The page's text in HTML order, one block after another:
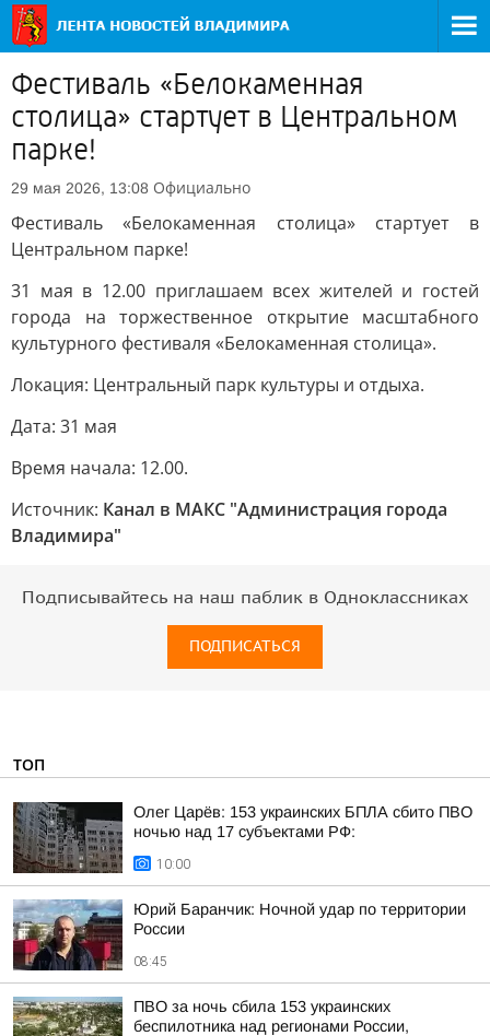
Фестиваль «Белокаменная
столица» стартует в Центральном
парке!
29 мая 2026, 13:08 Официально
Фестиваль «Белокаменная столица» стартует в
Центральном парке!
31 мая в 12.00 приглашаем всех жителей и гостей
города на торжественное открытие масштабного
культурного фестиваля «Белокаменная столица».
Локация: Центральный парк культуры и отдыха.
Дата: 31 мая
Время начала: 12.00.
Источник: Канал в МАКС "Администрация города
Владимира"
Подписывайтесь на наш паблик в Одноклассниках
ПОДПИСАТЬСЯ
ТОП
Олег Царёв: 153 украинских БПЛА сбито ПВО
ночью над 17 субъектами РФ:
10:00
Юрий Баранчик: Ночной удар по территории
России
08:45
ПВО за ночь сбила 153 украинских
беспилотника над регионами России,